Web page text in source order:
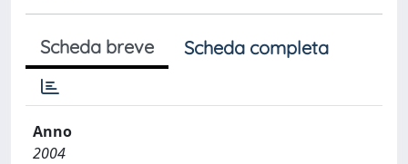
Scheda breve Scheda completa
Anno
2004